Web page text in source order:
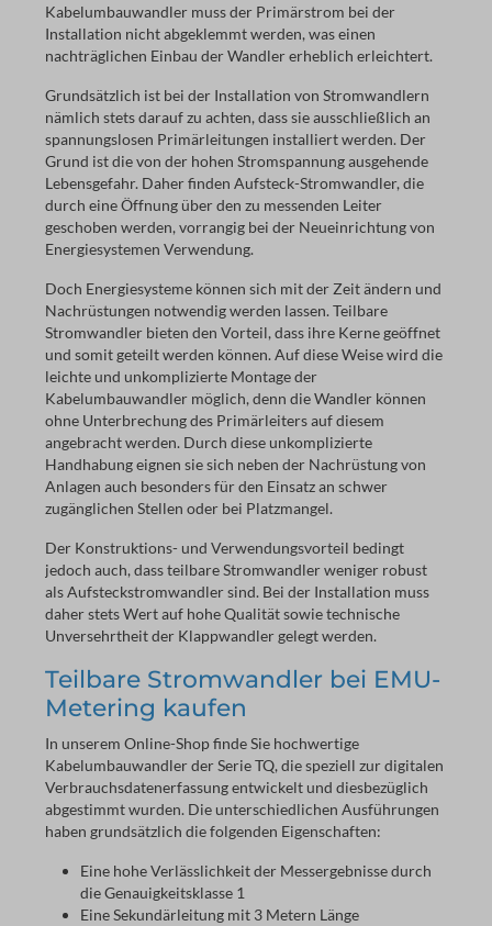
Kabelumbauwandler muss der Primärstrom bei der
Installation nicht abgeklemmt werden, was einen
nachträglichen Einbau der Wandler erheblich erleichtert.
Grundsätzlich ist bei der Installation von Stromwandlern
nämlich stets darauf zu achten, dass sie ausschließlich an
spannungslosen Primärleitungen installiert werden. Der
Grund ist die von der hohen Stromspannung ausgehende
Lebensgefahr. Daher finden Aufsteck-Stromwandler, die
durch eine Öffnung über den zu messenden Leiter
geschoben werden, vorrangig bei der Neueinrichtung von
Energiesystemen Verwendung.
Doch Energiesysteme können sich mit der Zeit ändern und
Nachrüstungen notwendig werden lassen. Teilbare
Stromwandler bieten den Vorteil, dass ihre Kerne geöffnet
und somit geteilt werden können. Auf diese Weise wird die
leichte und unkomplizierte Montage der
Kabelumbauwandler möglich, denn die Wandler können
ohne Unterbrechung des Primärleiters auf diesem
angebracht werden. Durch diese unkomplizierte
Handhabung eignen sie sich neben der Nachrüstung von
Anlagen auch besonders für den Einsatz an schwer
zugänglichen Stellen oder bei Platzmangel.
Der Konstruktions- und Verwendungsvorteil bedingt
jedoch auch, dass teilbare Stromwandler weniger robust
als Aufsteckstromwandler sind. Bei der Installation muss
daher stets Wert auf hohe Qualität sowie technische
Unversehrtheit der Klappwandler gelegt werden.
Teilbare Stromwandler bei EMU-
Metering kaufen
In unserem Online-Shop finde Sie hochwertige
Kabelumbauwandler der Serie TQ, die speziell zur digitalen
Verbrauchsdatenerfassung entwickelt und diesbezüglich
abgestimmt wurden. Die unterschiedlichen Ausführungen
haben grundsätzlich die folgenden Eigenschaften:
Eine hohe Verlässlichkeit der Messergebnisse durch
die Genauigkeitsklasse 1
Eine Sekundärleitung mit 3 Metern Länge